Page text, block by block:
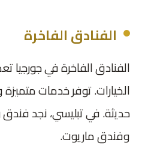
الفنادق الفاخرة
الفنادق الفاخرة في
الخيارات. توفر خدمات
حديثة. في تبليسي، نجد فندق
وفندق ماريوت.